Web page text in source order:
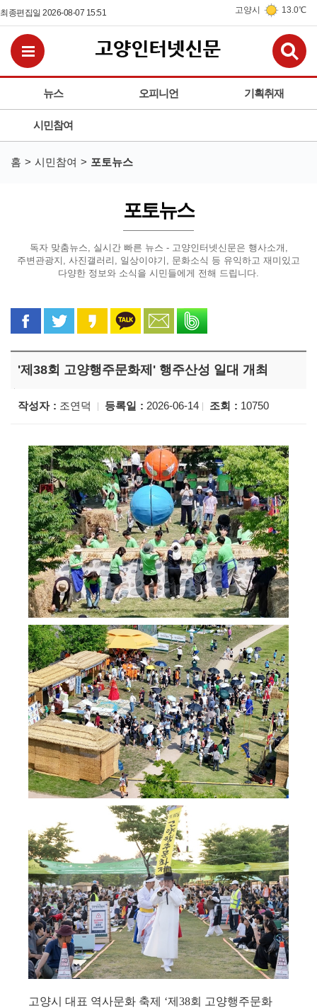
최종편집일 2026-08-07 15:51 고양시 13.0℃
뉴스 오피니언 기획취재
시민참여
전체메뉴보기
홈 시민참여 포토뉴스
포토뉴스
독자 맞춤뉴스, 실시간 빠른 뉴스 - 고양인터넷신문은 행사소개,
주변관광지, 사진갤러리, 일상이야기, 문화소식 등 유익하고 재미있고
다양한 정보와 소식을 시민들에게 전해 드립니다.
페이스북으로 공유
트위터로 공유카카오 스토리로 공유
카카오톡으로 공유
문자로 공유
'제38회 고양행주문화제' 행주산성 일대 개최
작성자 조연덕 등록일 2026-06-14 조회 10750
고양시 대표 역사문화 축제 ‘제 38회 고양행주문화